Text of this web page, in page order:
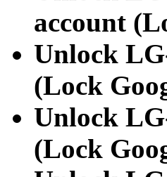
account
Unlock
(Lock
Unlock
(Lock